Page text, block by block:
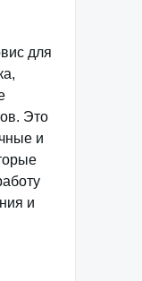
для
Это
и
и